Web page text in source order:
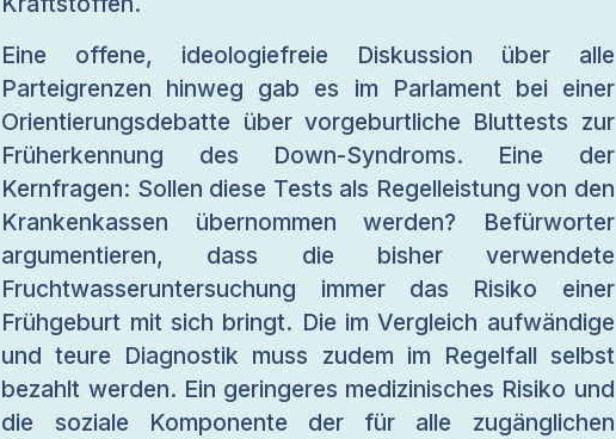
Eine offene, ideologiefreie Diskussion über alle
Parteigrenzen hinweg gab es im Parlament bei einer
Orientierungsdebatte über vorgeburtliche Bluttests zur
Früherkennung des Down-Syndroms. Eine der
Kernfragen: Sollen diese Tests als Regelleistung von den
Krankenkassen übernommen werden? Befürworter
argumentieren, dass die bisher verwendete
Fruchtwasseruntersuchung immer das Risiko einer
Frühgeburt mit sich bringt. Die im Vergleich aufwändige
und teure Diagnostik muss zudem im Regelfall selbst
bezahlt werden. Ein geringeres medizinisches Risiko und
die soziale Komponente der für alle zugänglichen